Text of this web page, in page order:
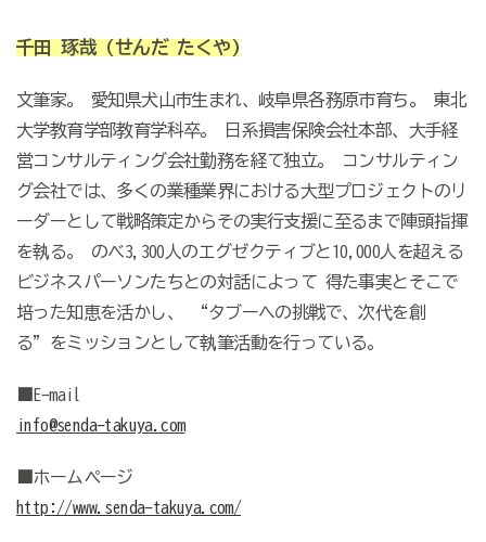
千田 琢哉(せんだ たくや)
文筆家。 愛知県犬山市生まれ、岐阜県各務原市育ち。 東北
大学教育学部教育学科卒。 日系損害保険会社本部、大手経
営コンサルティング会社勤務を経て独立。 コンサルティン
グ会社では、多くの業種業界における大型プロジェクトのリ
ーダーとして戦略策定からその実行支援に至るまで陣頭指揮
を執る。 のべ3,300人のエグゼクティブと10,000人を超える
ビジネスパーソンたちとの対話によって 得た事実とそこで
培った知恵を活かし、 “タブーへの挑戦で、次代を創
る”をミッションとして執筆活動を行っている。
■E-mail
info@senda-takuya.com
■ホームページ
http://www.senda-takuya.com/